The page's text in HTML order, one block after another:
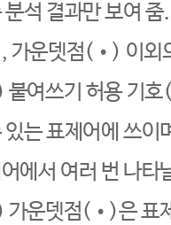
분석 결과만 보여
가운뎃점(•) 이외
붙여쓰기 허용 기호
있는 표제어에 쓰이
에서 여러 번 나타
가운뎃점(•)은 표